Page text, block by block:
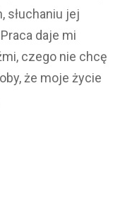
słuchaniu jej
daje mi
czego nie chcę
że moje życie